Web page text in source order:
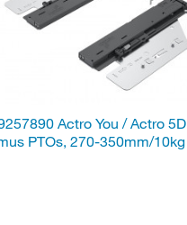
Actro You / Actro 5D
PTOs, 270-350mm/10kg